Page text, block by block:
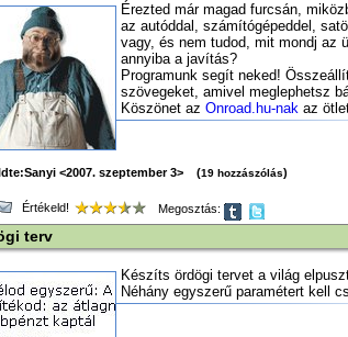
Érezted már magad furcsán,
az autóddal, számítógépeddel,
vagy, és nem tudod, mit mondj az
annyiba a javítás?
Programunk segít neked!
szövegeket, amivel meglephetsz
Köszönet az Onroad.hu-nakaz
<2007. szeptember 3> (19 hozzászólás)
Értékeld! Megosztás:
terv
Készíts ördögi tervet a világ
Néhány egyszerű paramétert kell